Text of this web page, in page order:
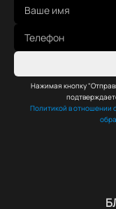
Нажимая кнопку
Политикой в отношении